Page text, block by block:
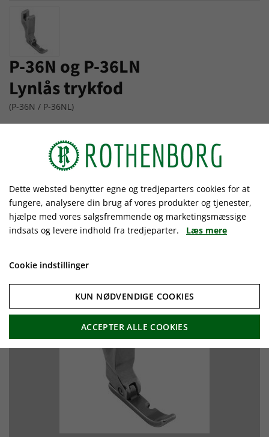
P-36N og P-36LN
Lynlås trykfod
(P-36N / P-36NL)
Til industri stikke sting
Højre / Venstre
107,25 kr.
Vælg produkt
Dette websted benytter egne og tredjeparters cookies for at
fungere, analysere din brug af vores produkter og tjenester,
hjælpe med vores salgsfremmende og marketingsmæssige
indsats og levere indhold fra tredjeparter. Læs mere
Cookie indstillinger
KUN NØDVENDIGE COOKIES
ACCEPTER ALLE COOKIES